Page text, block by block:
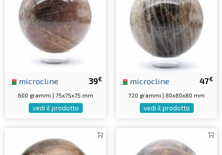
39€
microcline
600 grammi | 75x75x75 mm
vedi il prodotto
47€
microcline
720 grammi | 80x80x80 mm
vedi il prodotto